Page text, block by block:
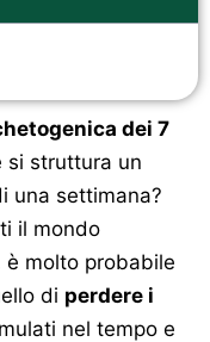
dei 7
si struttura un
una settimana?
il mondo
è molto probabile
di perdere i
nel tempo e